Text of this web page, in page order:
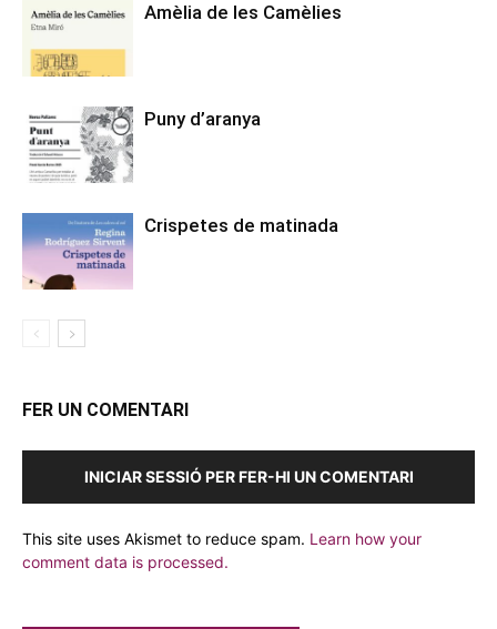
Amèlia de les Camèlies
Puny d’aranya
Crispetes de matinada
FER UN COMENTARI
INICIAR SESSIÓ PER FER-HI UN COMENTARI
This site uses Akismet to reduce spam. Learn how your
comment data is processed.